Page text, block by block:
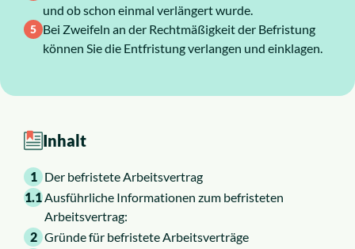
und ob schon einmal verlängert wurde.
Bei Zweifeln an der Rechtmäßigkeit der Befristung
können Sie die Entfristung verlangen und einklagen.
Inhalt
1 Der befristete Arbeitsvertrag
1.1Ausführliche Informationen zum befristeten
Arbeitsvertrag:
2 Gründe für befristete Arbeitsverträge